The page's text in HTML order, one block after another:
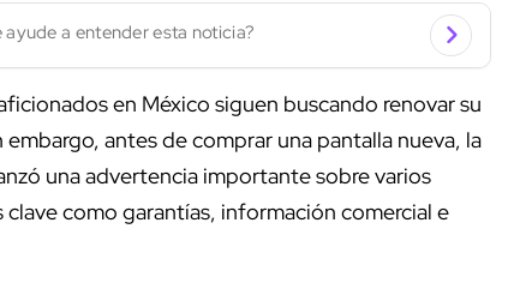
a entender esta noticia?
en México siguen buscando renovar su
antes de comprar una pantalla nueva, la
una advertencia importante sobre varios
como garantías, información comercial e